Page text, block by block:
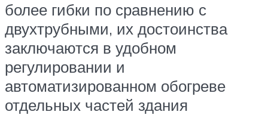
более гибки по сравнению с
двухтрубными, их достоинства
заключаются в удобном
регулировании и
автоматизированном обогреве
отдельных частей здания